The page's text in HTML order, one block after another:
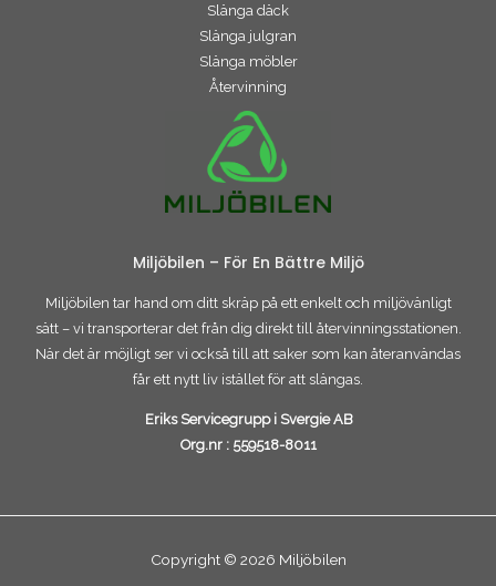
Slänga däck
Slänga julgran
Slänga möbler
Återvinning
Miljöbilen – För En Bättre Miljö
Miljöbilen tar hand om ditt skräp på ett enkelt och miljövänligt
sätt – vi transporterar det från dig direkt till återvinningsstationen.
När det är möjligt ser vi också till att saker som kan återanvändas
får ett nytt liv istället för att slängas.
Eriks Servicegrupp i Svergie AB
Org.nr : 559518-8011
Copyright © 2026 Miljöbilen